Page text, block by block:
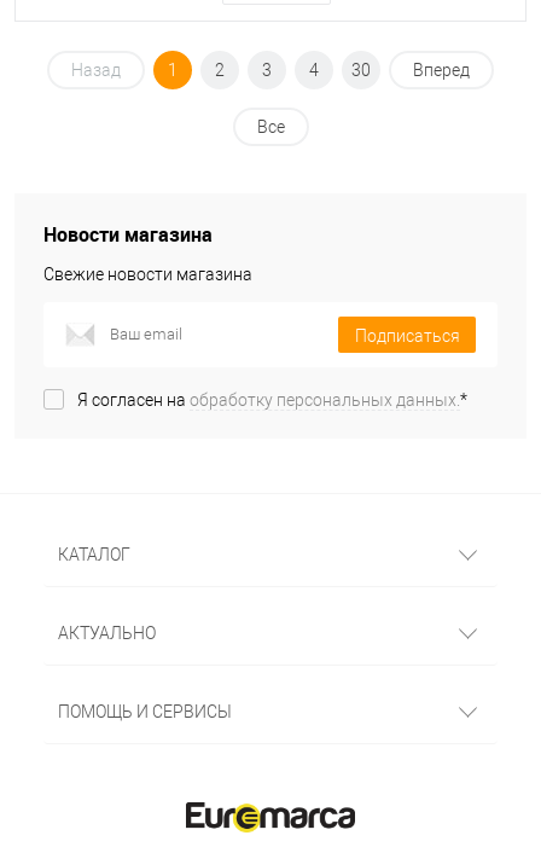
Назад 1 2 3 4 30 Вперед
Все
Новости магазина
Свежие новости магазина
Подписаться
Я согласен на обработку персональных данных.*
КАТАЛОГ
АКТУАЛЬНО
ПОМОЩЬ И СЕРВИСЫ